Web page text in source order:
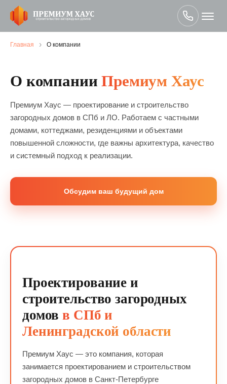
Главная › О компании
О компанииПремиум Хаус
Премиум Хаус — проектирование и строительство
загородных домов в СПб и ЛО. Работаем с частными
домами, коттеджами, резиденциями и объектами
повышенной сложности, где важны архитектура, качество
и системный подход к реализации.
Обсудим ваш будущий дом
Проектирование и
строительство загородных
домовв СПб и
Ленинградской области
Премиум Хаус — это компания, которая
занимается проектированием и строительством
загородных домов в Санкт-Петербурге